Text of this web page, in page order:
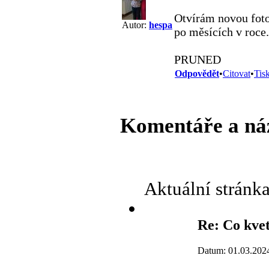
Autor: hespa
Otvírám novou
po měsících v roce.
PRUNED
Odpovědět•Citovat•
Komentáře a
Aktuální
Re: Co
Datum: